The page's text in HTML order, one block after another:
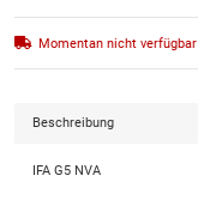
Momentan nicht verfügbar
Beschreibung
IFA G5 NVA